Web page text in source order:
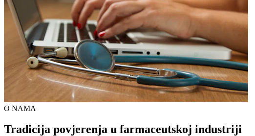
O NAMA
Tradicija povjerenja u farmaceutskoj industriji